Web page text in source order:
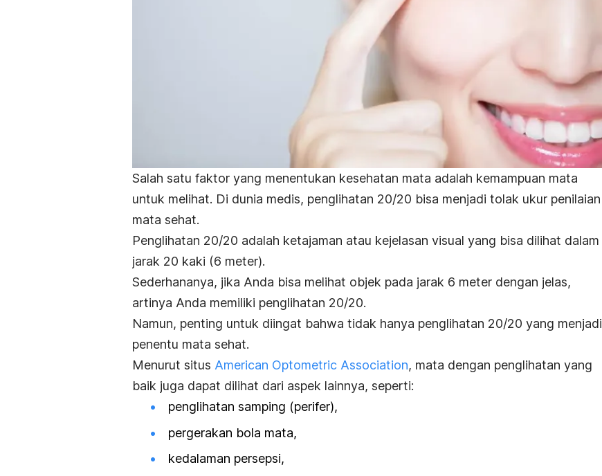
Salah satu faktor yang menentukan kesehatan mata adalah kemampuan mata
untuk melihat. Di dunia medis, penglihatan 20/20 bisa menjadi tolak ukur penilaian
mata sehat.
Penglihatan 20/20 adalah ketajaman atau kejelasan visual yang bisa dilihat dalam
jarak 20 kaki (6 meter).
Sederhananya, jika Anda bisa melihat objek pada jarak 6 meter dengan jelas,
artinya Anda memiliki penglihatan 20/20.
Namun, penting untuk diingat bahwa tidak hanya penglihatan 20/20 yang menjadi
penentu mata sehat.
Menurut situs American Optometric Association, mata dengan penglihatan yang
baik juga dapat dilihat dari aspek lainnya, seperti:
penglihatan samping (perifer),
pergerakan bola mata,
kedalaman persepsi,